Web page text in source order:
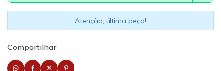
Atenção, última peça!
Compartilhar